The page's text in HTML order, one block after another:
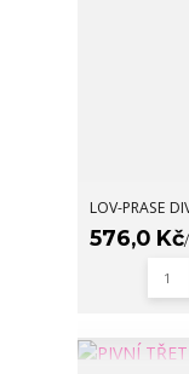
LOV-PRASE
576,0 Kč/